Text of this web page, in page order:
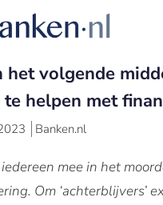
volgende
helpen met
Banken.nl
mee in het
Om ‘achterblijvers’